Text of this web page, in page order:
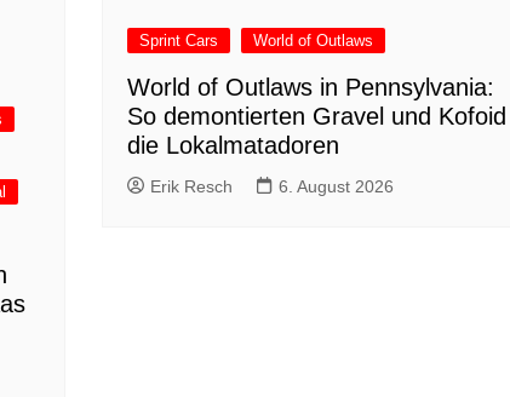
Sprint Cars World of Outlaws
World of Outlaws in Pennsylvania:
So demontierten Gravel und Kofoid
die Lokalmatadoren
Erik Resch 6. August 2026